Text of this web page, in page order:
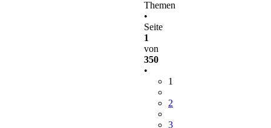
Themen
•
Seite
1
von
350
•
1
2
3